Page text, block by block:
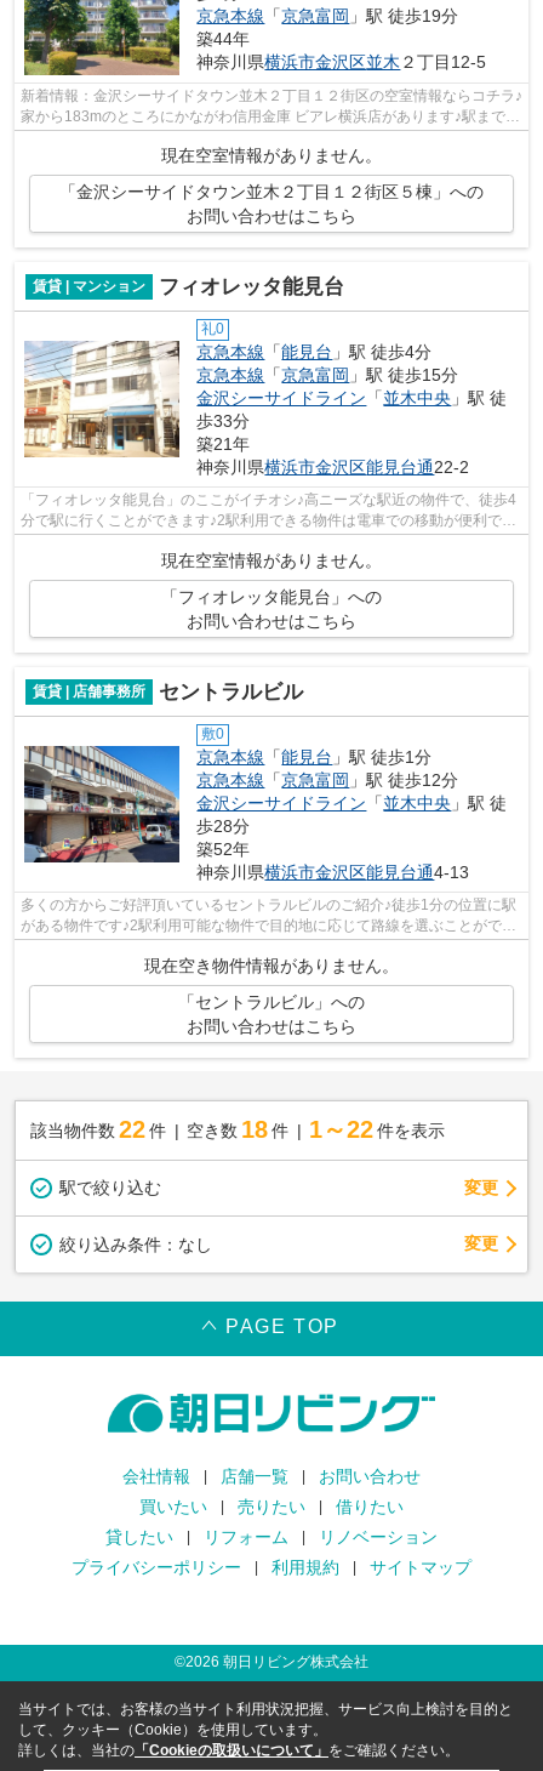
京急本線 「京急富岡 」駅 徒歩19分
築44年
神奈川県横浜市金沢区並木 ２丁目12-5
新着情報：金沢シーサイドタウン並木２丁目１２街区の空室情報ならコチラ♪
家から183mのところにかながわ信用金庫 ビアレ横浜店があります♪駅まで歩
いてアクセスできる、徒歩5分の距離...
現在空室情報がありません。
「金沢シーサイドタウン並木２丁目１２街区５棟」への
お問い合わせはこちら
賃貸 | マンション フィオレッタ能見台
礼0
京急本線 「能見台 」駅 徒歩4分
京急本線 「京急富岡 」駅 徒歩15分
金沢シーサイドライン 「並木中央 」駅 徒
歩33分
築21年
神奈川県横浜市金沢区能見台通22-2
「フィオレッタ能見台」のここがイチオシ♪高ニーズな駅近の物件で、徒歩4
分で駅に行くことができます♪2駅利用できる物件は電車での移動が便利です
現在空室情報がありません。
「フィオレッタ能見台」への
お問い合わせはこちら
賃貸 | 店舗事務所 セントラルビル
敷0
京急本線 「能見台 」駅 徒歩1分
京急本線 「京急富岡 」駅 徒歩12分
金沢シーサイドライン 「並木中央 」駅 徒
歩28分
築52年
神奈川県横浜市金沢区能見台通4-13
多くの方からご好評頂いているセントラルビルのご紹介♪徒歩1分の位置に駅
がある物件です♪2駅利用可能な物件で目的地に応じて路線を選ぶことができ
ます(*^^*)
現在空き物件情報がありません。
「セントラルビル」への
お問い合わせはこちら
該当物件数 22件 空き数 18 件 1～22 件を表示
駅で絞り込む 変更
絞り込み条件： なし 変更
PAGE TOP
会社情報 店舗一覧
お問い合わせ
買いたい
売りたい
借りたい
貸したい
リフォーム
リノベーション
プライバシーポリシー
利用規約 サイトマップ
©2026 朝日リビング株式会社
当サイトでは、お客様の当サイト利用状況把握、サービス向上検討を目的と
して、クッキー（Cookie）を使用しています。
詳しくは、当社の 「Cookieの取扱いについて」 をご確認ください。